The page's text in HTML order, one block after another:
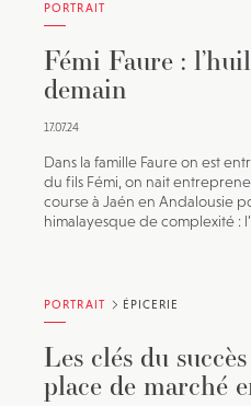
PORTRAIT
Fémi Faure :
demain
17.07.24
Dans la famille Faure on est
du fils Fémi, on nait
course à Jaén en Andalousie
himalayesque de complexité :
PORTRAIT ÉPICERIE
Les clés du
place de marché